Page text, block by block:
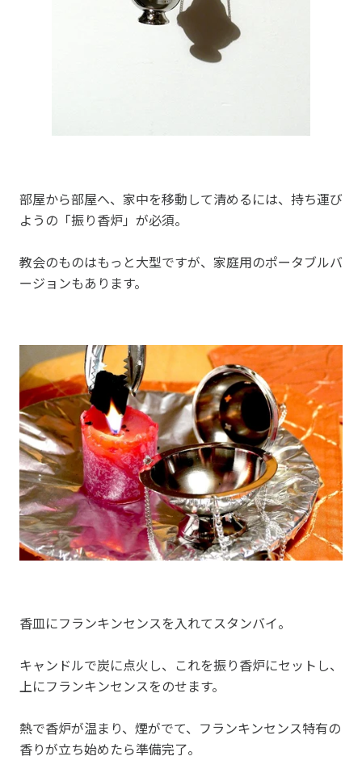
部屋から部屋へ、家中を移動して清めるには、持ち運び
ようの「振り香炉」が必須。
教会のものはもっと大型ですが、家庭用のポータブルバ
ージョンもあります。
香皿にフランキンセンスを入れてスタンバイ。
キャンドルで炭に点火し、これを振り香炉にセットし、
上にフランキンセンスをのせます。
熱で香炉が温まり、煙がでて、フランキンセンス特有の
香りが立ち始めたら準備完了。